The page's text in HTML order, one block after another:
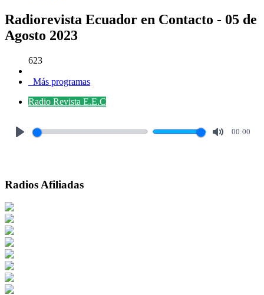
Radiorevista Ecuador en Contacto - 05 de
Agosto 2023
623
Más programas
Radio Revista E.E.C
00:00
Radios Afiliadas